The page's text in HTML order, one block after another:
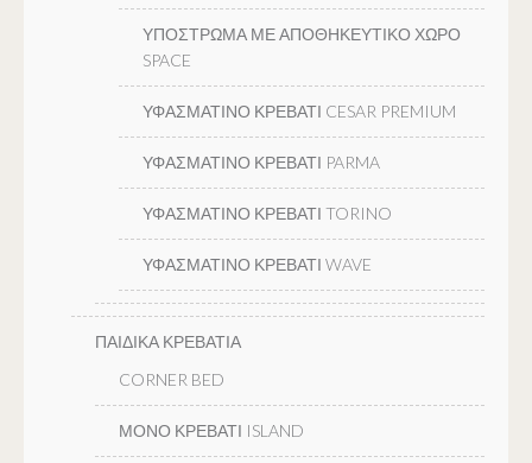
ΥΠΟΣΤΡΩΜΑ ΜΕ ΑΠΟΘΗΚΕΥΤΙΚΟ ΧΩΡΟ
SPACE
ΥΦΑΣΜΑΤΙΝΟ ΚΡΕΒΑΤΙ CESAR PREMIUM
ΥΦΑΣΜΑΤΙΝΟ ΚΡΕΒΑΤΙ PARMA
ΥΦΑΣΜΑΤΙΝΟ ΚΡΕΒΑΤΙ TORINO
ΥΦΑΣΜΑΤΙΝΟ ΚΡΕΒΑΤΙ WAVE
ΠΑΙΔΙΚΑ ΚΡΕΒΑΤΙΑ
CORNER BED
ΜΟΝΟ ΚΡΕΒΑΤΙ ISLAND